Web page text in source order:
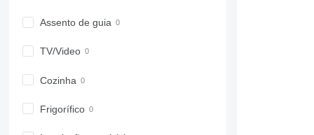
Assento de guia
TV/Video
Cozinha
Frigorífico